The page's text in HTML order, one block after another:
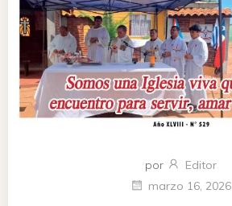
por
Editor
marzo 16, 2026